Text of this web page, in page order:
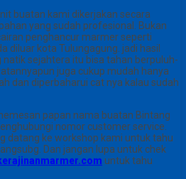
buatan kami dikerjakan secara
yang sudah profesional. Bukan
penghancur marmer seperti
diluar kota Tulungagung. jadi hasil
sejahtera itu bisa tahan berpuluh-
juga cukup mudah hanya
dan diperbaharui cat nya kalau sudah
papan nama buatan Bintang
nomor customer service.
datang ke workshop kami untuk tahu
Dan jangan lupa untuk chek
untuk tahu